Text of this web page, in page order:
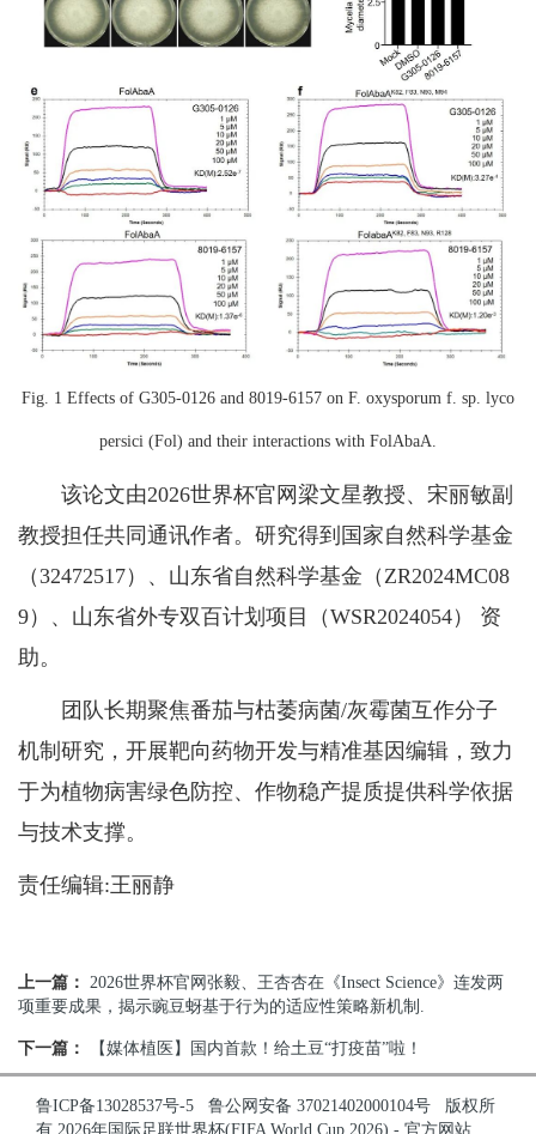
Fig. 1 Effects of G305-0126 and 8019-6157 on F. oxysporum f. sp. lyco
persici (Fol) and their interactions with FolAbaA.
该论文由2026世界杯官网梁文星教授、宋丽敏副
教授担任共同通讯作者。研究得到国家自然科学基金
（32472517）、山东省自然科学基金（ZR2024MC08
9）、山东省外专双百计划项目（WSR2024054） 资
助。
团队长期聚焦番茄与枯萎病菌/灰霉菌互作分子
机制研究，开展靶向药物开发与精准基因编辑，致力
于为植物病害绿色防控、作物稳产提质提供科学依据
与技术支撑。
责任编辑:王丽静
上一篇： 2026世界杯官网张毅、王杏杏在《Insect Science》连发两
项重要成果，揭示豌豆蚜基于行为的适应性策略新机制.
下一篇： 【媒体植医】国内首款！给土豆“打疫苗”啦！
鲁ICP备13028537号-5 鲁公网安备 37021402000104号
版权所
有 2026年国际足联世界杯(FIFA World Cup 2026) - 官方网站